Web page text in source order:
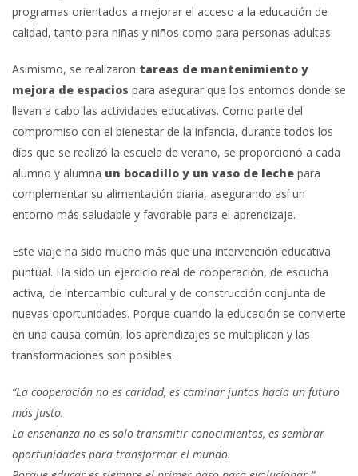
programas orientados a mejorar el acceso a la educación de
calidad, tanto para niñas y niños como para personas adultas.
Asimismo, se realizaron tareas de mantenimiento y
mejora de espacios para asegurar que los entornos donde se
llevan a cabo las actividades educativas. Como parte del
compromiso con el bienestar de la infancia, durante todos los
días que se realizó la escuela de verano, se proporcionó a cada
alumno y alumna un bocadillo y un vaso de leche para
complementar su alimentación diaria, asegurando así un
entorno más saludable y favorable para el aprendizaje.
Este viaje ha sido mucho más que una intervención educativa
puntual. Ha sido un ejercicio real de cooperación, de escucha
activa, de intercambio cultural y de construcción conjunta de
nuevas oportunidades. Porque cuando la educación se convierte
en una causa común, los aprendizajes se multiplican y las
transformaciones son posibles.
“La cooperación no es caridad, es caminar juntos hacia un futuro
más justo.
La enseñanza no es solo transmitir conocimientos, es sembrar
oportunidades para transformar el mundo.